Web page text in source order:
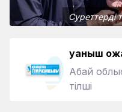
Қуаныш
Абай
тілші